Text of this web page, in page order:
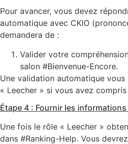
Pour avancer, vous devez
automatique avec CKIO
demandera de :
Valider votre
salon #Bienvenue-Encore.
Une validation automatique
« Leecher » si vous avez
Étape 4 : Fournir les
Une fois le rôle « Leecher »
dans #Ranking-Help. Vous